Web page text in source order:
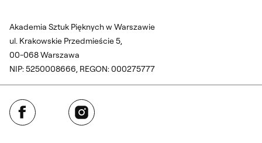
Akademia Sztuk Pięknych w Warszawie
ul. Krakowskie Przedmieście 5,
00-068 Warszawa
NIP: 5250008666, REGON: 000275777
Facebook Instagram